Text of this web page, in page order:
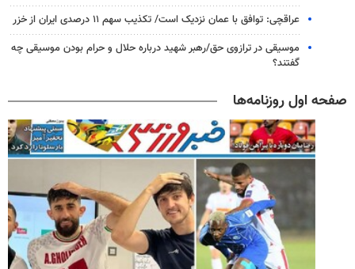
عراقچی: توافق با عمان نزدیک است/ تکذیب سهم ۱۱ درصدی ایران از خزر
موسیقی در ترازوی حق/رهبر شهید درباره حلال و حرام بودن موسیقی چه
گفتند؟
صفحه اول روزنامه‌ها